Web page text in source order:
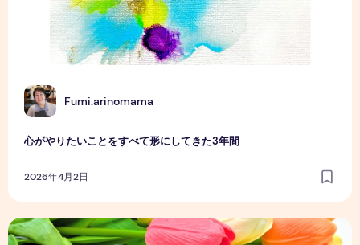
F Fumi.arinomama
心がやりたいことをすべて形にしてきた3年間
2026年4月2日
「個人セッション受講生M様」初級編をご卒業されました！